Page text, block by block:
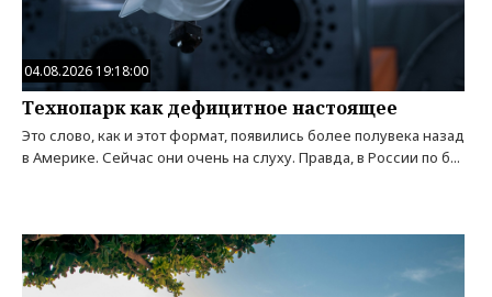
04.08.2026 19:18:00
Технопарк как дефицитное настоящее
Это слово, как и этот формат, появились более полувека назад
в Америке. Сейчас они очень на слуху. Правда, в России по б...